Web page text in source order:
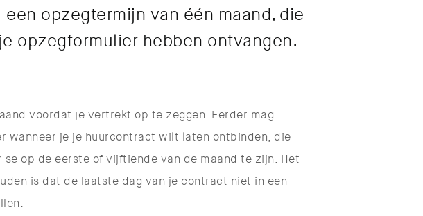
opzegtermijn van één maand, die
opzegformulier hebben ontvangen.
voordat je vertrekt op te zeggen. Eerder mag
wanneer je je huurcontract wilt laten ontbinden, die
op de eerste of vijftiende van de maand te zijn. Het
is dat de laatste dag van je contract niet in een